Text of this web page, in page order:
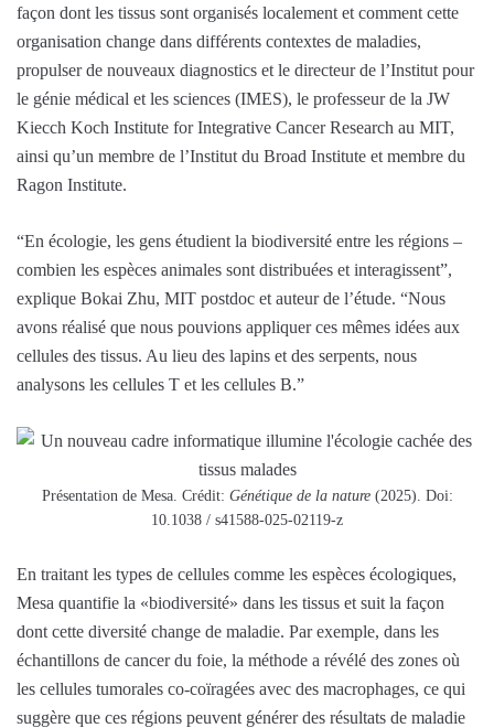
façon dont les tissus sont organisés localement et comment cette
organisation change dans différents contextes de maladies,
propulser de nouveaux diagnostics et le directeur de l’Institut pour
le génie médical et les sciences (IMES), le professeur de la JW
Kiecch Koch Institute for Integrative Cancer Research au MIT,
ainsi qu’un membre de l’Institut du Broad Institute et membre du
Ragon Institute.
“En écologie, les gens étudient la biodiversité entre les régions –
combien les espèces animales sont distribuées et interagissent”,
explique Bokai Zhu, MIT postdoc et auteur de l’étude. “Nous
avons réalisé que nous pouvions appliquer ces mêmes idées aux
cellules des tissus. Au lieu des lapins et des serpents, nous
analysons les cellules T et les cellules B.”
Présentation de Mesa. Crédit: Génétique de la nature(2025). Doi:
10.1038 / s41588-025-02119-z
En traitant les types de cellules comme les espèces écologiques,
Mesa quantifie la «biodiversité» dans les tissus et suit la façon
dont cette diversité change de maladie. Par exemple, dans les
échantillons de cancer du foie, la méthode a révélé des zones où
les cellules tumorales co-coïragées avec des macrophages, ce qui
suggère que ces régions peuvent générer des résultats de maladie